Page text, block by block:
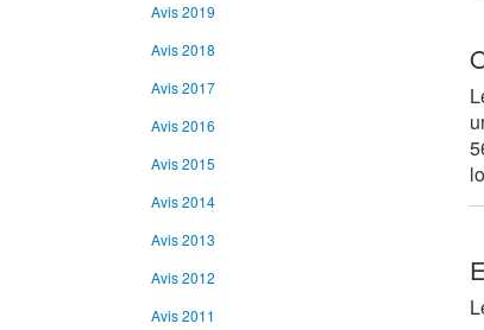
Avis 2019
Avis 2018
Avis 2017
Avis 2016
Avis 2015
Avis 2014
Avis 2013
Avis 2012
Avis 2011